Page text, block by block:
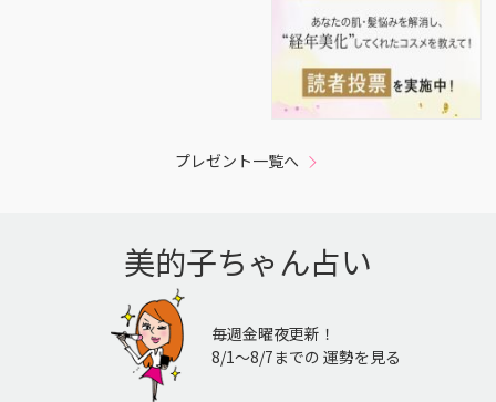
プレゼント一覧へ
美的子ちゃん占い
毎週金曜夜更新！
8/1〜8/7までの 運勢を見る